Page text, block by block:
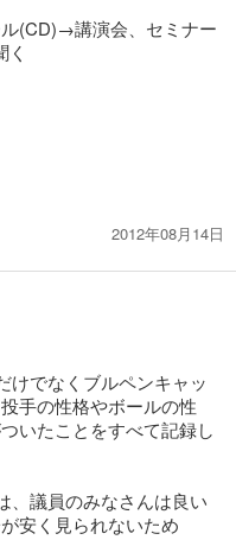
(CD)→講演会、セミナー
2012年08月14日
けでなくブルペンキャッ
手の性格やボールの性
いたことをすべて記録し
、議員のみなさんは良い
安く見られないため